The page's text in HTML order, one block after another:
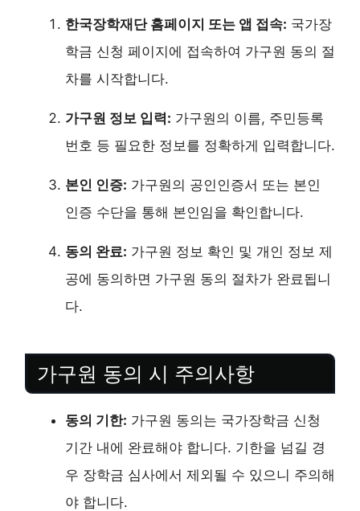
한국장학재단 홈페이지 또는 앱 접속: 국가장
학금 신청 페이지에 접속하여 가구원 동의 절
차를 시작합니다.
가구원 정보 입력: 가구원의 이름, 주민등록
번호 등 필요한 정보를 정확하게 입력합니다.
본인 인증: 가구원의 공인인증서 또는 본인
인증 수단을 통해 본인임을 확인합니다.
동의 완료: 가구원 정보 확인 및 개인 정보 제
공에 동의하면 가구원 동의 절차가 완료됩니
다.
가구원 동의 시 주의사항
동의 기한: 가구원 동의는 국가장학금 신청
기간 내에 완료해야 합니다. 기한을 넘길 경
우 장학금 심사에서 제외될 수 있으니 주의해
야 합니다.